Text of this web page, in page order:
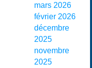
mars 2026
février 2026
décembre
2025
novembre
2025